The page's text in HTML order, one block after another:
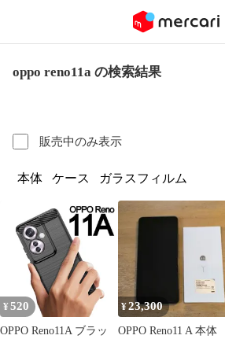
oppo reno11a の検索結果
販売中のみ表示
本体 ケース ガラスフィルム
¥ 520
OPPO Reno11A ブラッ
¥23,300
OPPO Reno11 A 本体